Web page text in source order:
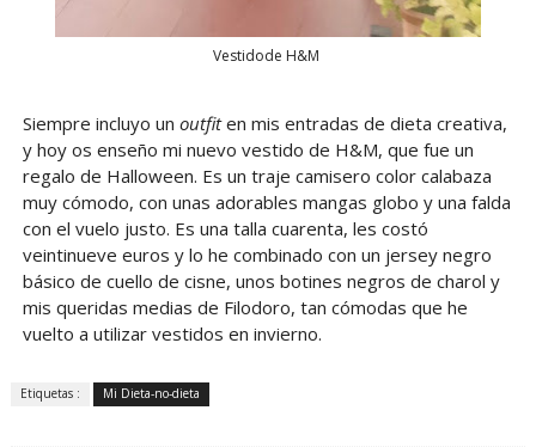
Vestidode H&M
Siempre incluyo un outfiten mis entradas de dieta creativa,
y hoy os enseño mi nuevo vestido de H&M, que fue un
regalo de Halloween. Es un traje camisero color calabaza
muy cómodo, con unas adorables mangas globo y una falda
con el vuelo justo. Es una talla cuarenta, les costó
veintinueve euros y lo he combinado con un jersey negro
básico de cuello de cisne, unos botines negros de charol y
mis queridas medias de Filodoro, tan cómodas que he
vuelto a utilizar vestidos en invierno.
Etiquetas : Mi Dieta-no-dieta